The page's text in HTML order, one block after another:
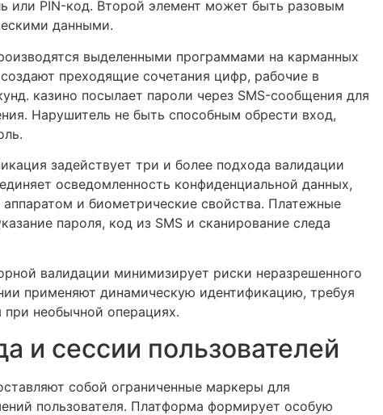
или PIN-код. Второй элемент может быть разовым
данными.
выделенными программами на карманных
преходящие сочетания цифр, рабочие в
казино посылает пароли через SMS-сообщения для
Нарушитель не быть способным обрести вход,
задействует три и более подхода валидации
осведомленность конфиденциальной данных,
и биометрические свойства. Платежные
пароля, код из SMS и сканирование следа
валидации минимизирует риски неразрешенного
применяют динамическую идентификацию, требуя
необычной операциях.
и сессии пользователей
собой ограниченные маркеры для
пользователя. Платформа формирует особую